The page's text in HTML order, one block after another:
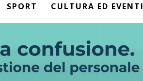
SPORT CULTURA ED EVENTI